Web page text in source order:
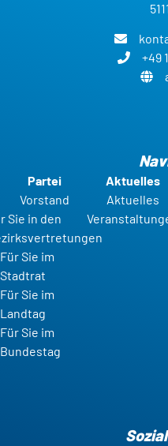
+49
Partei
Vorstand
Sie in den
Für Sie im
Stadtrat
Für Sie im
Landtag
Für Sie im
Bundestag
Aktuelles
Aktuelles